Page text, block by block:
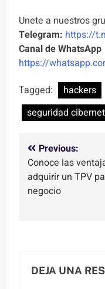
Unete a nuestros
Telegram: https://
Canal de WhatsApp
https://
Tagged:
hackers
seguridad
Navegación
de
entradas
Previous:
Conoce las
adquirir un TPV
negocio
DEJA UNA